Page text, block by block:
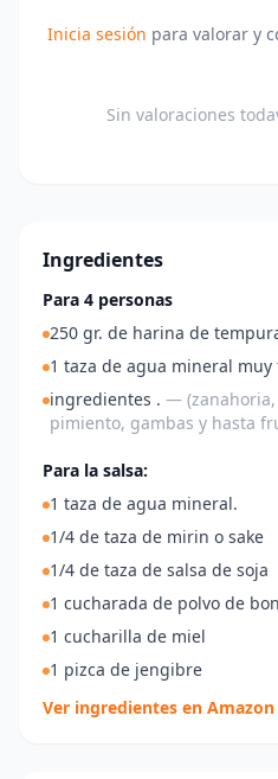
Inicia sesión para valorar y
Sin valoraciones
Ingredientes
Para 4 personas
250 gr. de harina de
1 taza de agua mineral muy
ingredientes . —
pimiento, gambas y hasta
Para la salsa:
1 taza de agua mineral.
1/4 de taza de mirin o sake
1/4 de taza de salsa de soja
1 cucharada de polvo de
1 cucharilla de miel
1 pizca de jengibre
Ver ingredientes en